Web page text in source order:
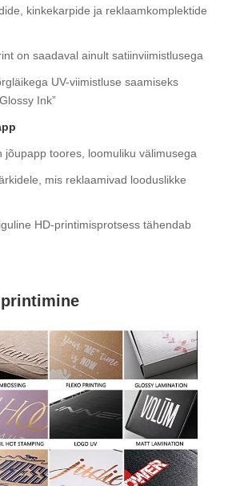
kinkekarpide ja reklaamkomplektide
on saadaval ainult satiinviimistlusega
UV-viimistluse saamiseks
Ink”
toores, loomuliku välimusega
mis reklaamivad looduslikke
HD-printimisprotsess tähendab